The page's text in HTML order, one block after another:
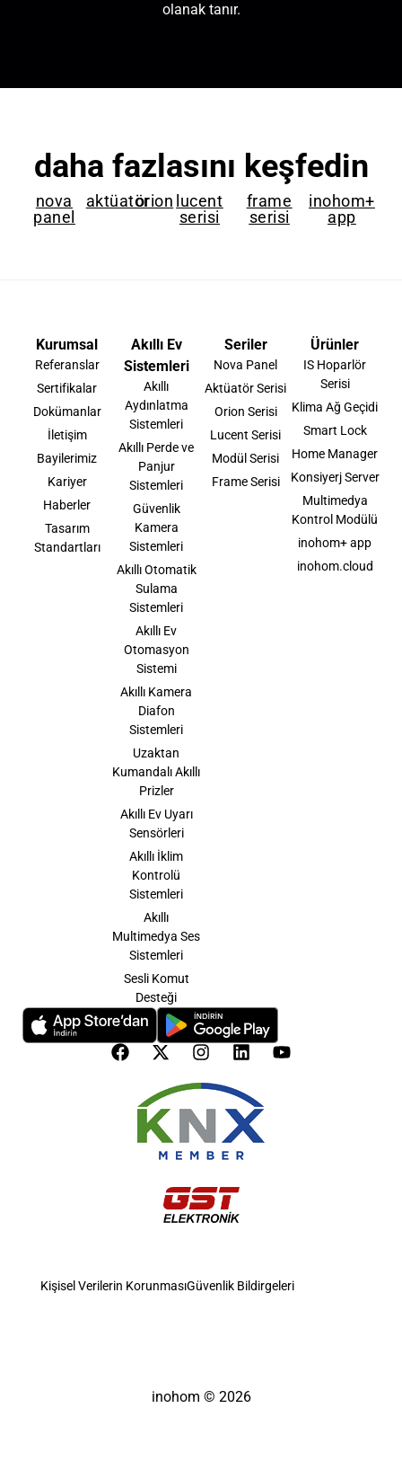
olanak tanır.
daha fazlasını keşfedin
nova
panel
aktüatörorion lucent
serisi
frame
serisi
inohom+
app
Kurumsal
Referanslar
Sertifikalar
Dokümanlar
İletişim
Bayilerimiz
Kariyer
Haberler
Tasarım
Standartları
Akıllı Ev
Sistemleri
Akıllı
Aydınlatma
Sistemleri
Akıllı Perde ve
Panjur
Sistemleri
Güvenlik
Kamera
Sistemleri
Akıllı Otomatik
Sulama
Sistemleri
Akıllı Ev
Otomasyon
Sistemi
Akıllı Kamera
Diafon
Sistemleri
Uzaktan
Kumandalı Akıllı
Prizler
Akıllı Ev Uyarı
Sensörleri
Akıllı İklim
Kontrolü
Sistemleri
Akıllı
Multimedya Ses
Sistemleri
Sesli Komut
Desteği
Seriler
Nova Panel
Aktüatör Serisi
Orion Serisi
Lucent Serisi
Modül Serisi
Frame Serisi
Ürünler
IS Hoparlör
Serisi
Klima Ağ Geçidi
Smart Lock
Home Manager
Konsiyerj Server
Multimedya
Kontrol Modülü
inohom+ app
inohom.cloud
Kişisel Verilerin KorunmasıGüvenlik Bildirgeleri
inohom © 2026